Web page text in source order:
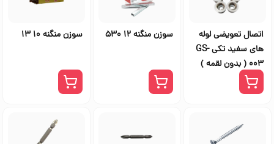
اتصال تعویضی لوله
های سفید تکی GS-
003 ( بدون لقمه )
سوزن منگنه 12 530 سوزن منگنه 10 13